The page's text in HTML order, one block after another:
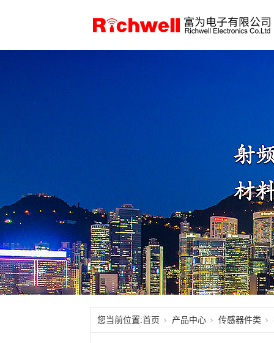
您当前位置:首页 产品中心 传感器件类